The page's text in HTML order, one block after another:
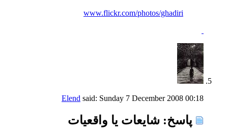
www.flickr.com/photos/ghadiri
Elend said: Sunday 7 December 2008 00:18
پاسخ: شايعات يا واقعيات